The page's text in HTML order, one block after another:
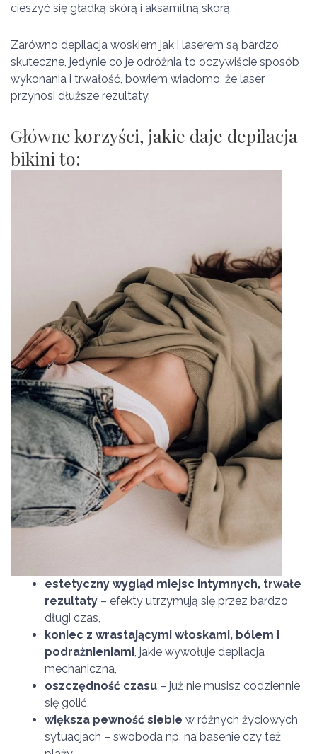
cieszyć się gładką skórą i aksamitną skórą.
Zarówno depilacja woskiem jak i laserem są bardzo
skuteczne, jedynie co je odróżnia to oczywiście sposób
wykonania i trwałość, bowiem wiadomo, że laser
przynosi dłuższe rezultaty.
Główne korzyści, jakie daje depilacja
bikini to:
estetyczny wygląd miejsc intymnych, trwałe
rezultaty – efekty utrzymują się przez bardzo
długi czas,
koniec z wrastającymi włoskami, bólem i
podrażnieniami , jakie wywołuje depilacja
mechaniczna,
oszczędność czasu – już nie musisz codziennie
się golić,
większa pewność siebie w różnych życiowych
sytuacjach – swoboda np. na basenie czy też